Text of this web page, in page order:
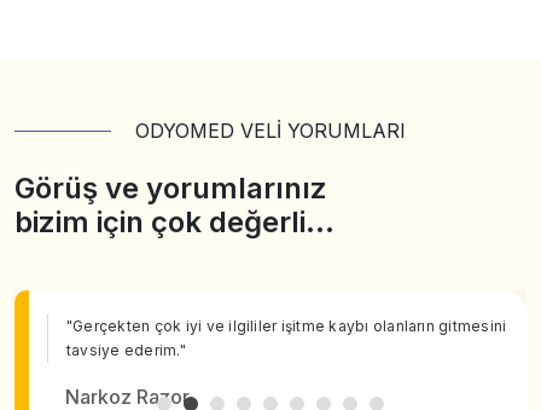
ODYOMED VELİ YORUMLARI
Görüş ve yorumlarınız
bizim için çok değerli…
"Gerçekten çok iyi ve ilgililer işitme kaybı olanların gitmesini
tavsiye ederim."
Narkoz Razor